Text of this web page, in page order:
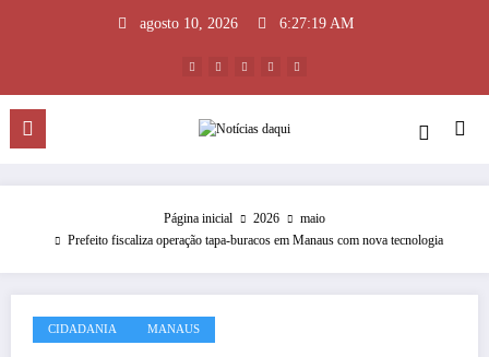
agosto 10, 2026 6:27:19 AM
Página inicial 2026
maio
Prefeito fiscaliza operação tapa-buracos em Manaus com nova tecnologia
CIDADANIA MANAUS